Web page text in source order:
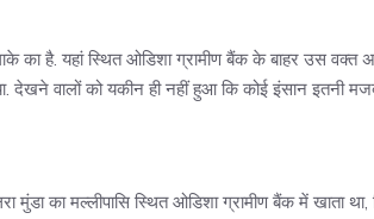
का है. यहां स्थित ओडिशा ग्रामीण बैंक के बाहर उस
वालों को यकीन ही नहीं हुआ कि कोई इंसान इतनी
मुंडा का मल्लीपासि स्थित ओडिशा ग्रामीण बैंक में खाता